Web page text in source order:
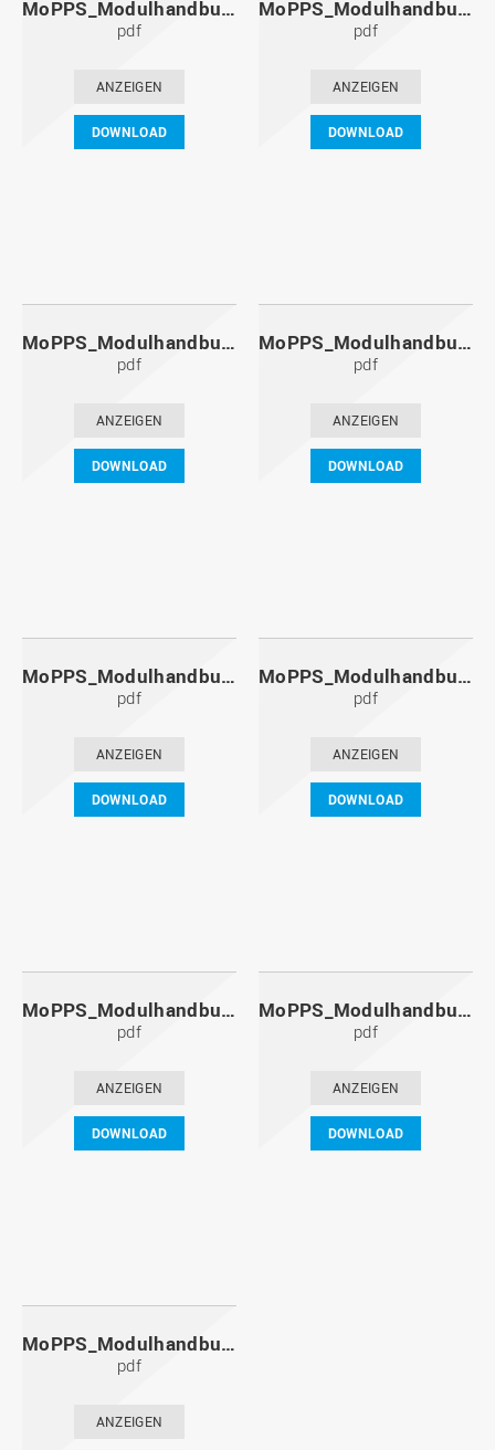
MoPPS_Modulhandbuch_20131201.pdf
pdf
ANZEIGEN
DOWNLOAD
MoPPS_Modulhandbuch_20130601.pdf
pdf
ANZEIGEN
DOWNLOAD
MoPPS_Modulhandbuch_20121201.pdf
pdf
ANZEIGEN
DOWNLOAD
MoPPS_Modulhandbuch_20120601.pdf
pdf
ANZEIGEN
DOWNLOAD
MoPPS_Modulhandbuch_20111201.pdf
pdf
ANZEIGEN
DOWNLOAD
MoPPS_Modulhandbuch_20110601.pdf
pdf
ANZEIGEN
DOWNLOAD
MoPPS_Modulhandbuch_20101201.pdf
pdf
ANZEIGEN
DOWNLOAD
MoPPS_Modulhandbuch_20100601.pdf
pdf
ANZEIGEN
DOWNLOAD
MoPPS_Modulhandbuch_20091201.pdf
pdf
ANZEIGEN